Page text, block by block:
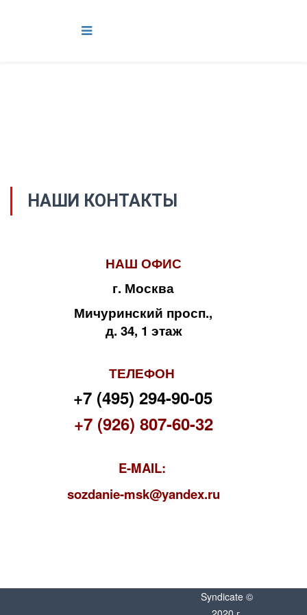
НАШИ КОНТАКТЫ
НАШ ОФИС
г. Москва
Мичуринский просп.,
д. 34, 1 этаж
ТЕЛЕФОН
+7 (495) 294-90-05
+7 (926) 807-60-32
E-MAIL:
sozdanie-msk@yandex.ru
Syndicate ©